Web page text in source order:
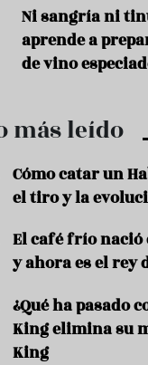
Ni sangría ni
aprende a
de vino
más leído
Cómo catar un
el tiro y la
El café frío nació
y ahora es el rey
¿Qué ha pasado
King elimina su
King